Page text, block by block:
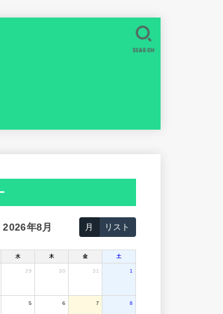
SEARCH
2026年8月 月 リスト
水 木 金 土
29 30 31 1
5 6 7 8